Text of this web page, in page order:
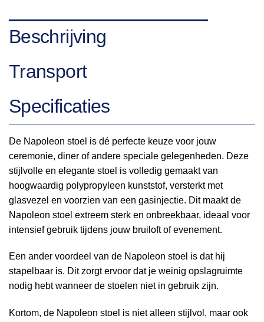
Beschrijving
Transport
Specificaties
De Napoleon stoel is dé perfecte keuze voor jouw
ceremonie, diner of andere speciale gelegenheden. Deze
stijlvolle en elegante stoel is volledig gemaakt van
hoogwaardig polypropyleen kunststof, versterkt met
glasvezel en voorzien van een gasinjectie. Dit maakt de
Napoleon stoel extreem sterk en onbreekbaar, ideaal voor
intensief gebruik tijdens jouw bruiloft of evenement.
Een ander voordeel van de Napoleon stoel is dat hij
stapelbaar is. Dit zorgt ervoor dat je weinig opslagruimte
nodig hebt wanneer de stoelen niet in gebruik zijn.
Kortom, de Napoleon stoel is niet alleen stijlvol, maar ook